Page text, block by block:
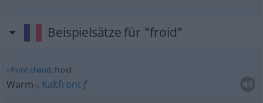
Beispielsätze für "froid"
front chaud, froid
Warm-, Kaltfront f